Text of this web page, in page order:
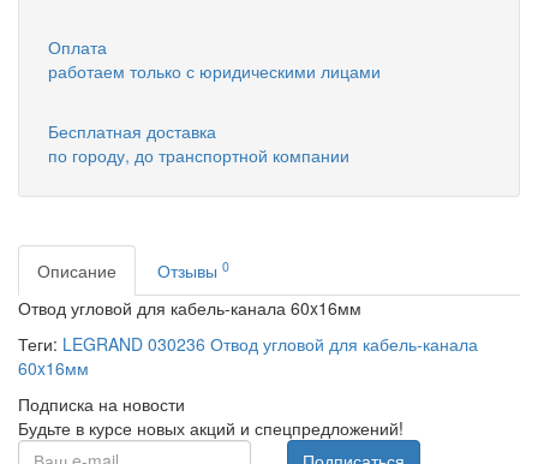
Оплата
работаем только с юридическими лицами
Бесплатная доставка
по городу, до транспортной компании
Описание Отзывы 0
Отвод угловой для кабель-канала 60x16мм
Теги: LEGRAND 030236 Отвод угловой для кабель-канала
60x16мм
Подписка на новости
Будьте в курсе новых акций и спецпредложений!